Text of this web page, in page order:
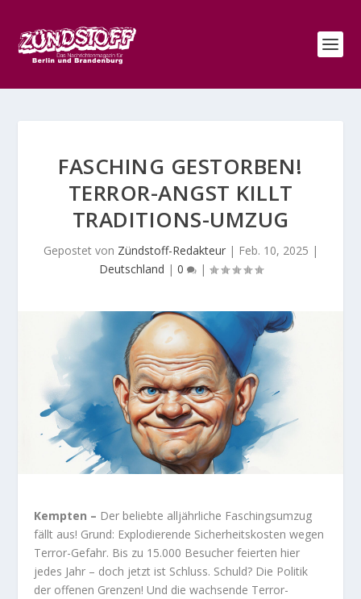
FASCHING GESTORBEN!
TERROR-ANGST KILLT
TRADITIONS-UMZUG
Gepostet von Zündstoff-Redakteur| Feb. 10, 2025 |
Deutschland | 0 |
Kempten – Der beliebte alljährliche Faschingsumzug
fällt aus! Grund: Explodierende Sicherheitskosten wegen
Terror-Gefahr. Bis zu 15.000 Besucher feierten hier
jedes Jahr – doch jetzt ist Schluss. Schuld? Die Politik
der offenen Grenzen! Und die wachsende Terror-